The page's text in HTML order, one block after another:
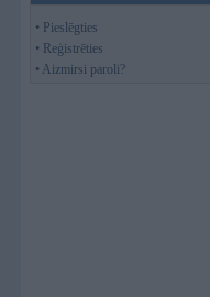
• Pieslēgties
• Reģistrēties
• Aizmirsi paroli?